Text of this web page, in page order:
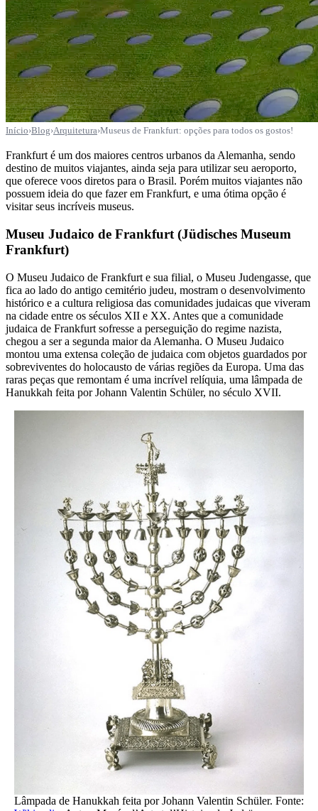
Início›Blog›Arquitetura›Museus de Frankfurt: opções para todos os gostos!
Frankfurt é um dos maiores centros urbanos da Alemanha, sendo
destino de muitos viajantes, ainda seja para utilizar seu aeroporto,
que oferece voos diretos para o Brasil. Porém muitos viajantes não
possuem ideia do que fazer em Frankfurt, e uma ótima opção é
visitar seus incríveis museus.
Museu Judaico de Frankfurt (Jüdisches Museum
Frankfurt)
O Museu Judaico de Frankfurt e sua filial, o Museu Judengasse, que
fica ao lado do antigo cemitério judeu, mostram o desenvolvimento
histórico e a cultura religiosa das comunidades judaicas que viveram
na cidade entre os séculos XII e XX. Antes que a comunidade
judaica de Frankfurt sofresse a perseguição do regime nazista,
chegou a ser a segunda maior da Alemanha. O Museu Judaico
montou uma extensa coleção de judaica com objetos guardados por
sobreviventes do holocausto de várias regiões da Europa. Uma das
raras peças que remontam é uma incrível relíquia, uma lâmpada de
Hanukkah feita por Johann Valentin Schüler, no século XVII.
Lâmpada de Hanukkah feita por Johann Valentin Schüler. Fonte: